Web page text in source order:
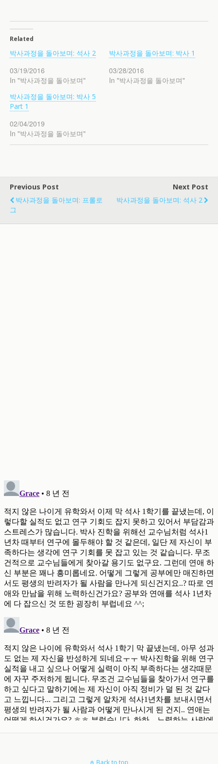
Related
박사과정을 돌아보며: 석사 2
03/19/2016
In "박사과정을 돌아보며"
박사과정을 돌아보며: 박사 1
03/28/2016
In "박사과정을 돌아보며"
박사과정을 돌아보며: 박사 5
Part 1
02/04/2019
In "박사과정을 돌아보며"
Previous Post
박사과정을 돌아보며: 프롤로
그
Next Post
박사과정을 돌아보며: 석사 2
Back to top